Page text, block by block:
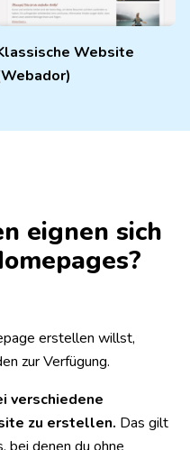
Website
eignen sich
erstellen willst,
zur Verfügung.
verschiedene
zu erstellen. Das gilt